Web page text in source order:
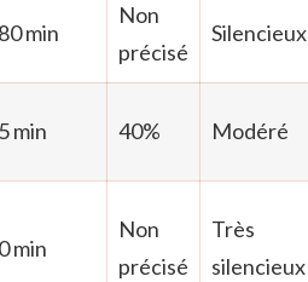
min
Non
précisé
Silencieux
min 40% Modéré
min
Non
précisé
Très
silencieux